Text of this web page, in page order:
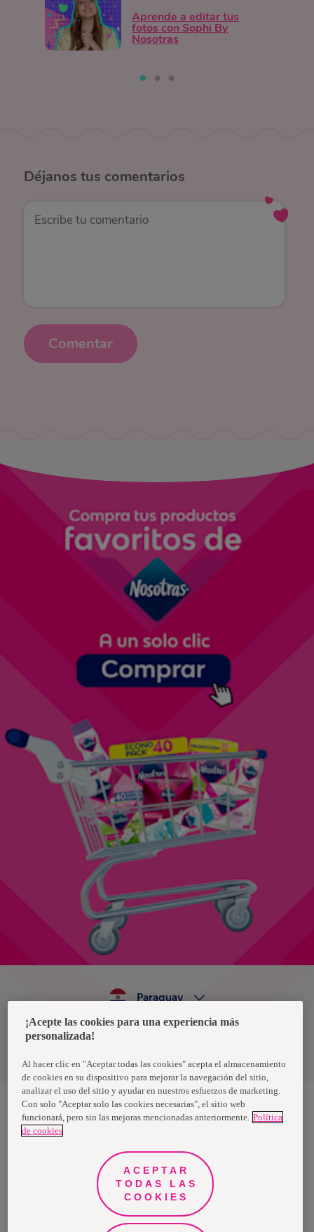
Aprende a editar tus
fotos con Sophi By
Nosotras
Déjanos tus comentarios
Comentar
Política de privacidad de datos
Paraguay
Nosotras, una marca de Essity - una compañía global líder en
higiene y salud. Cada día, mil millones de personas, en todo el
propósito es romper barreras por el bienestar en beneficio de
consumidores, pacientes, cuidadores, clientes y la sociedad en
general. Vendemos en aproximadamente 150 países bajo las
principales marcas globales TENA y Tork, así como otras marcas
como Actimove, Cutimed, JOBST, Knix, Leukoplast, Libero, Libresse,
Lotus, Modibodi, Nosotras, Saba, Tempo, TOM Organic y Zewa. En
2024, Essity tuvo ventas de aproximadamente 13 mil millones de
euros y empleó a 36,000 personas. La sede de la compañía está
¡Acepte las cookies para una experiencia más
personalizada!
Al hacer clic en "Aceptar todas las cookies" acepta el almacenamiento
de cookies en su dispositivo para mejorar la navegación del sitio,
analizar el uso del sitio y ayudar en nuestros esfuerzos de marketing.
Con solo "Aceptar solo las cookies necesarias", el sitio web
funcionará, pero sin las mejoras mencionadas anteriormente. Política
de cookies
ACEPTAR
TODAS LAS
COOKIES